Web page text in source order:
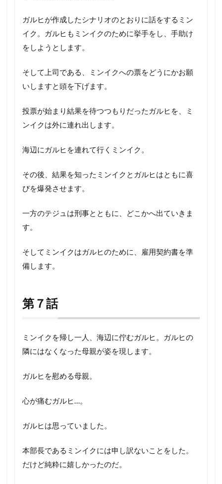
ガルヒが作成したシナリオのとおりに話をするミン
イク。ガルヒもミンイクのために挙手をし、手助け
をしようとします。
そして上司である、ミンイクへの票をどうにかお願
いしますと頭を下げます。
投票が始まり結果を待つつもりだったガルヒを、ミ
ンイクは外に連れ出します。
海辺にガルヒを連れて行くミンイク。
その後、結果を知ったミンイクとガルヒはともに喜
びを爆発させます。
一方のテジュは刑事とともに、どこかへ出ていきま
す。
そしてミンイクはガルヒのために、雇用契約書を準
備します。
第７話
ミンイクを帰し一人、海辺に佇むガルヒ。ガルヒの
隣にはなくなった母親が姿を現します。
ガルヒを慰める母親。
心が痛むガルヒ…。
ガルヒは思っていました。
本部長であるミンイクには申し訳ないことをした。
だけど純粋に嬉しかったのだ。